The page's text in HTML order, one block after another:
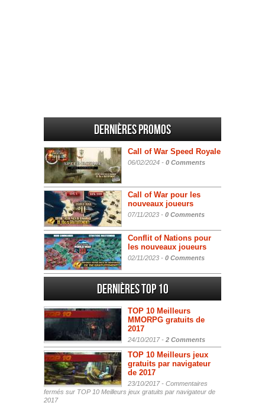
Dernières promos
Call of War Speed Royale
06/02/2024 - 0 Comments
Call of War pour les
nouveaux joueurs
07/11/2023 - 0 Comments
Conflit of Nations pour
les nouveaux joueurs
02/11/2023 - 0 Comments
Dernières Top 10
TOP 10 Meilleurs
MMORPG gratuits de
2017
24/10/2017 - 2 Comments
TOP 10 Meilleurs jeux
gratuits par navigateur
de 2017
23/10/2017 - Commentaires
fermés sur TOP 10 Meilleurs jeux gratuits par navigateur de
2017